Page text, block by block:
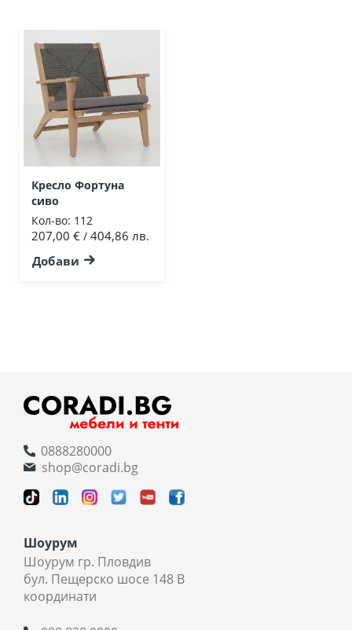
Кресло Фортуна
сиво
Кол-во: 112
207,00 € / 404,86 лв.
Добави
0888280000
shop@coradi.bg
Шоурум
Шоурум гр. Пловдив
бул. Пещерско шосе 148 В
координати